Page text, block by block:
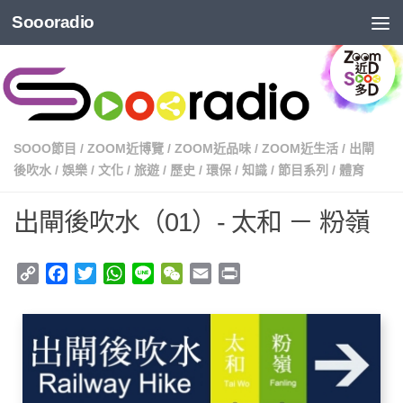
Soooradio
SOOO節目 / ZOOM近博覽 / ZOOM近品味 / ZOOM近生活 / 出閘
後吹水 / 娛樂 / 文化 / 旅遊 / 歷史 / 環保 / 知識 / 節目系列 / 體育
出閘後吹水（01）- 太和 － 粉嶺
Copy
Facebook
TwitterWhatsApp
Line WeChat
Email